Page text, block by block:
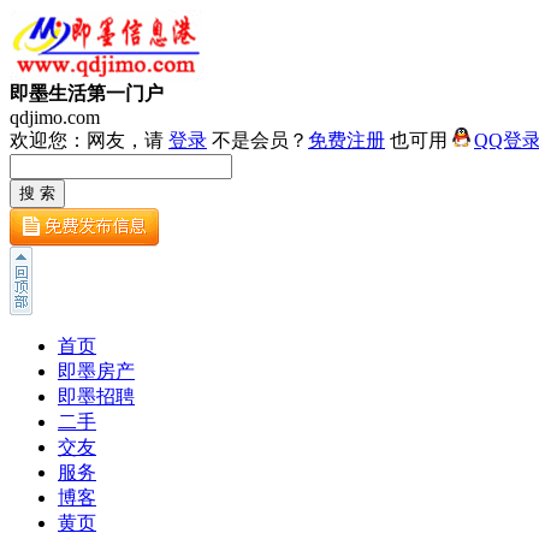
即墨生活第一门户
qdjimo.com
欢迎您：网友，请 登录 不是会员？ 免费注册 也可用 QQ登
首页
即墨房产
即墨招聘
二手
交友
服务
博客
黄页